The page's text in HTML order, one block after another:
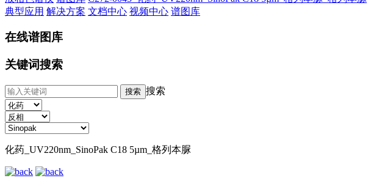
典型应用 解决方案 文档中心 视频中心 谱图库
在线谱图库
关键词搜索
搜索
化药_UV220nm_SinoPak C18 5µm_格列本脲